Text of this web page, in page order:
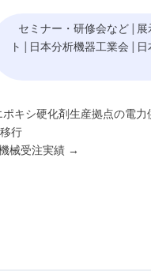
セミナー・研修会など|
ト
日本分析機器工業会
キシ硬化剤生産拠点の電
行
械受注実績 →